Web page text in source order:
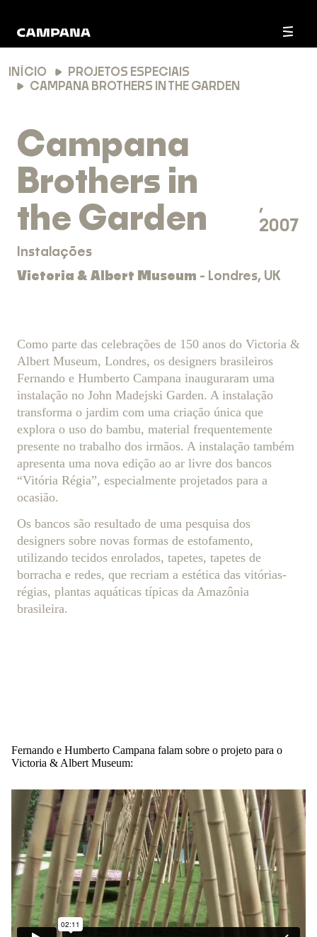
INÍCIO
PROJETOS ESPECIAIS
CAMPANA BROTHERS IN THE GARDEN
Campana
Brothers in
the Garden
,
2007
Instalações
Victoria & Albert Museum - Londres, UK
Como parte das celebrações de 150 anos do Victoria &
Albert Museum, Londres, os designers brasileiros
Fernando e Humberto Campana inauguraram uma
instalação no John Madejski Garden. A instalação
transforma o jardim com uma criação única que
explora o uso do bambu, material frequentemente
presente no trabalho dos irmãos. A instalação também
apresenta uma nova edição ao ar livre dos bancos
“Vitória Régia”, especialmente projetados para a
ocasião.
Os bancos são resultado de uma pesquisa dos
designers sobre novas formas de estofamento,
utilizando tecidos enrolados, tapetes, tapetes de
borracha e redes, que recriam a estética das vitórias-
régias, plantas aquáticas típicas da Amazônia
brasileira.
Fernando e Humberto Campana falam sobre o projeto para o
Victoria & Albert Museum: